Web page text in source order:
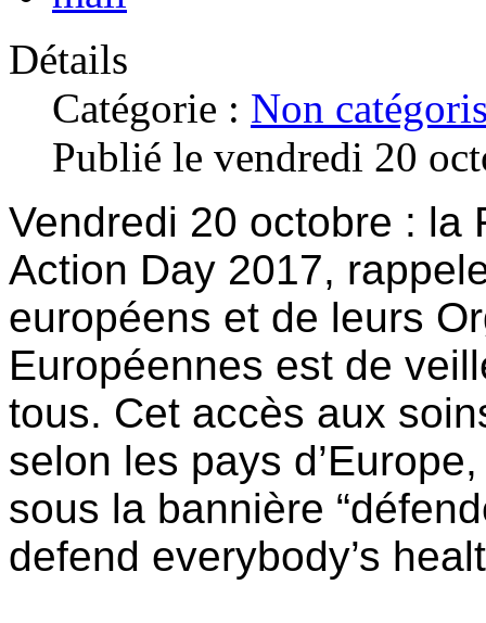
Détails
Catégorie : Non
Publié le vendredi 20
Vendredi 20 octobre : la
Action Day 2017,
européens et de leurs
Européennes est de
tous. Cet accès aux
selon les pays
sous la bannière
defend everybody’s